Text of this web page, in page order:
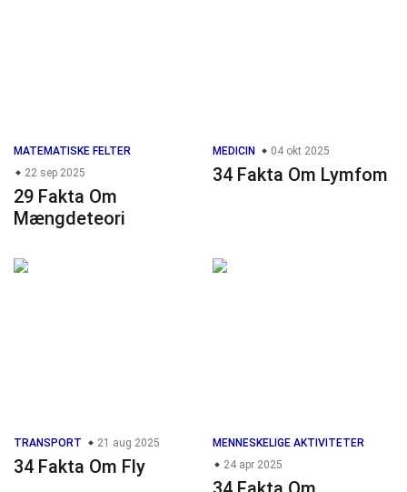
MATEMATISKE FELTER
22 sep 2025
29 Fakta Om
Mængdeteori
MEDICIN 04 okt 2025
34 Fakta Om Lymfom
TRANSPORT 21 aug 2025
34 Fakta Om Fly
MENNESKELIGE AKTIVITETER
24 apr 2025